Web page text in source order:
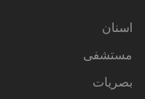
اسنان
مستشفى
بصريات